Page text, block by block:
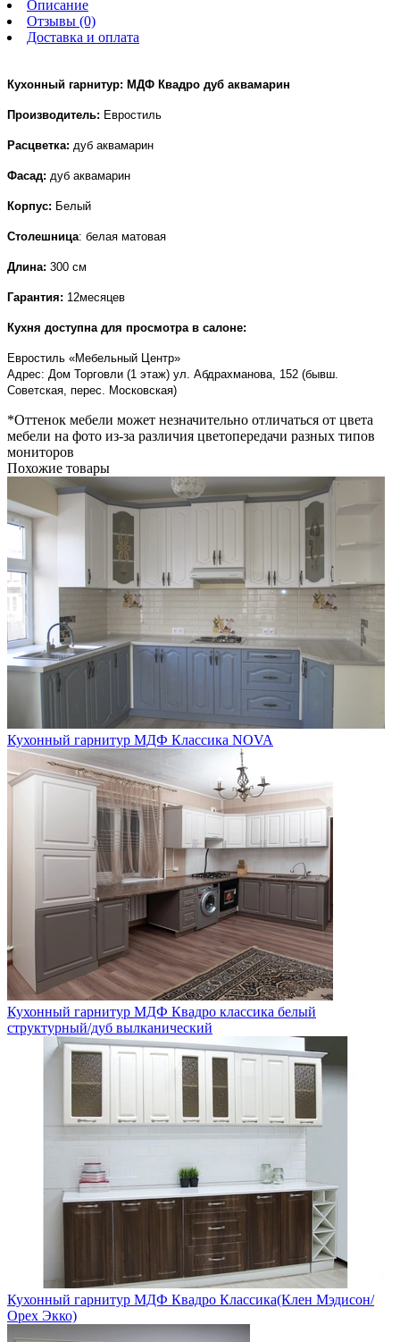
Описание
Отзывы (0)
Доставка и оплата
Кухонный гарнитур: МДФ Квадро дуб аквамарин
Производитель: Евростиль
Расцветка: дуб аквамарин
Фасад: дуб аквамарин
Корпус: Белый
Столешница: белая матовая
Длина: 300 см
Гарантия: 12месяцев
Кухня доступна для просмотра в салоне:
Евростиль «Мебельный Центр»
Адрес: Дом Торговли (1 этаж) ул. Абдрахманова, 152 (бывш.
Советская, перес. Московская)
*Оттенок мебели может незначительно отличаться от цвета
мебели на фото из-за различия цветопередачи разных типов
мониторов
Похожие товары
Кухонный гарнитур МДФ Классика NOVA
Кухонный гарнитур МДФ Квадро классика белый
структурный/дуб вылканический
Кухонный гарнитур МДФ Квадро Классика(Клен Мэдисон/
Орех Экко)